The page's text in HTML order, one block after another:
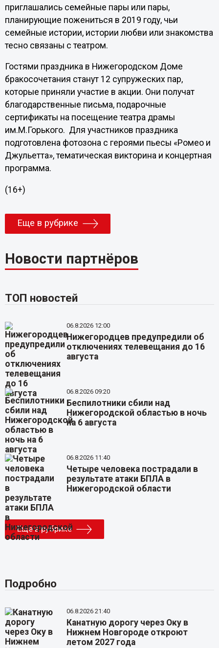
приглашались семейные пары или пары,
планирующие пожениться в 2019 году, чьи
семейные истории, истории любви или знакомства
тесно связаны с театром.
Гостями праздника в Нижегородском Доме
бракосочетания станут 12 супружеских пар,
которые приняли участие в акции. Они получат
благодарственные письма, подарочные
сертификаты на посещение театра драмы
им.М.Горького. Для участников праздника
подготовлена фотозона с героями пьесы «Ромео и
Джульетта», тематическая викторина и концертная
программа.
(16+)
Еще в рубрике
Новости партнёров
ТОП новостей
06.8.2026 12:00
Нижегородцев предупредили об
отключениях телевещания до 16
августа
06.8.2026 09:20
Беспилотники сбили над
Нижегородской областью в ночь
на 6 августа
06.8.2026 11:40
Четыре человека пострадали в
результате атаки БПЛА в
Нижегородской области
Еще в рубрике
Подробно
06.8.2026 21:40
Канатную дорогу через Оку в
Нижнем Новгороде откроют
летом 2027 года